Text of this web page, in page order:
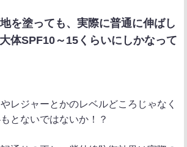
を塗っても、実際に普通に伸ばし
体SPF10～15くらいにしかなって
レジャーとかのレベルどころじゃなく
とないではないか！？